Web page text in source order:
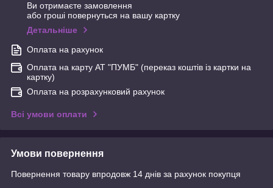
Ви отримаєте замовлення
або гроші повернуться на вашу картку
Детальніше
Оплата на рахунок
Оплата на карту АТ "ПУМБ" (переказ коштів із картки на
картку)
Оплата на розрахунковий рахунок
Всі умови оплати
Умови повернення
Повернення товару впродовж 14 днів за рахунок покупця